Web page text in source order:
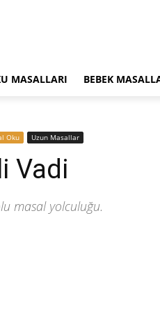
MASALLARI BEBEK
Oku Uzun Masallar
Vadi
masal yolculuğu.